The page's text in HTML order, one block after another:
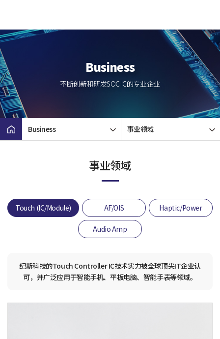
Business
不断创新和研发SOC IC的专业企业
Business 事业领域
事业领域
Touch (IC/Module) AF/OIS Haptic/Power
Audio Amp
纪斯科技的Touch Controller IC技术实力被全球顶尖IT企业认
可，并广泛应用于智能手机、平板电脑、智能手表等领域。